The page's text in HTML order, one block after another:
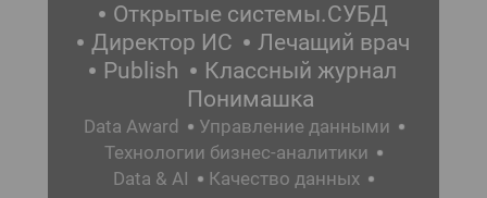
Открытые системы.СУБД
Директор ИС
Лечащий врач
Publish
Классный журнал
Понимашка
Data Award
Управление данными
Технологии бизнес-аналитики
Data & AI
Качество данных